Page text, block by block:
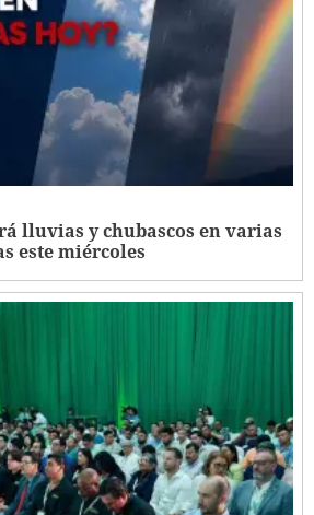
lluvias y chubascos en varias
este miércoles